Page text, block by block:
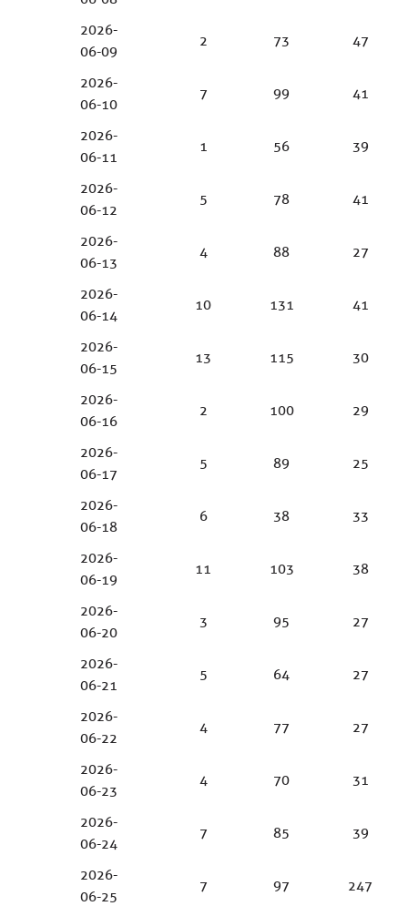
2026-
06-09
2 73 47
2026-
06-10
7 99 41
2026-
06-11
1 56 39
2026-
06-12
5 78 41
2026-
06-13
4 88 27
2026-
06-14
10 131 41
2026-
06-15
13 115 30
2026-
06-16
2 100 29
2026-
06-17
5 89 25
2026-
06-18
6 38 33
2026-
06-19
11 103 38
2026-
06-20
3 95 27
2026-
06-21
5 64 27
2026-
06-22
4 77 27
2026-
06-23
4 70 31
2026-
06-24
7 85 39
2026-
06-25
7 97 247